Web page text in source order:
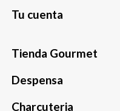
Tu cuenta
Tienda Gourmet
Despensa
Charcuteria